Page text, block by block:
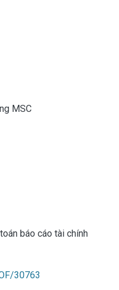
MSC
báo cáo tài chính
30763